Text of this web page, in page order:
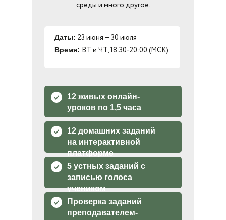
среды и много другое.
Даты: 23 июня — 30 июля
Время: ВТ и ЧТ, 18:30-20:00 (МСК)
12 живых онлайн-
уроков по 1,5 часа
12 домашних заданий
на интерактивной
платформе
5 устных заданий с
записью голоса
учеником
Проверка заданий
преподавателем-